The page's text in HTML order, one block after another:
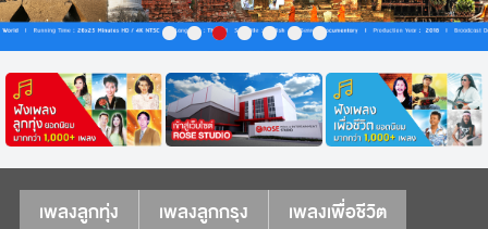
เพลงลูกทุ่ง เพลงลูกกรุง
เพลงเพื่อชีวิต